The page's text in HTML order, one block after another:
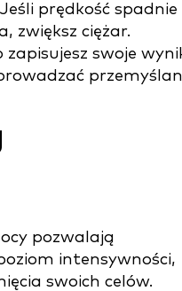
prędkość spadnie
zwiększ ciężar.
swoje
pozwalają
intensywności,
swoich celów.